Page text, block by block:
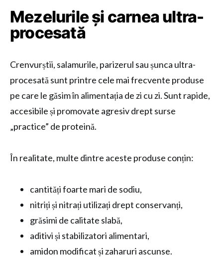
Mezelurile și carnea ultra-
procesată
Crenvurștii, salamurile, parizerul sau șunca ultra-
procesată sunt printre cele mai frecvente produse
pe care le găsim în alimentația de zi cu zi. Sunt rapide,
accesibile și promovate agresiv drept surse
„practice” de proteină.
În realitate, multe dintre aceste produse conțin:
cantități foarte mari de sodiu,
nitriți și nitrați utilizați drept conservanți,
grăsimi de calitate slabă,
aditivi și stabilizatori alimentari,
amidon modificat și zaharuri ascunse.